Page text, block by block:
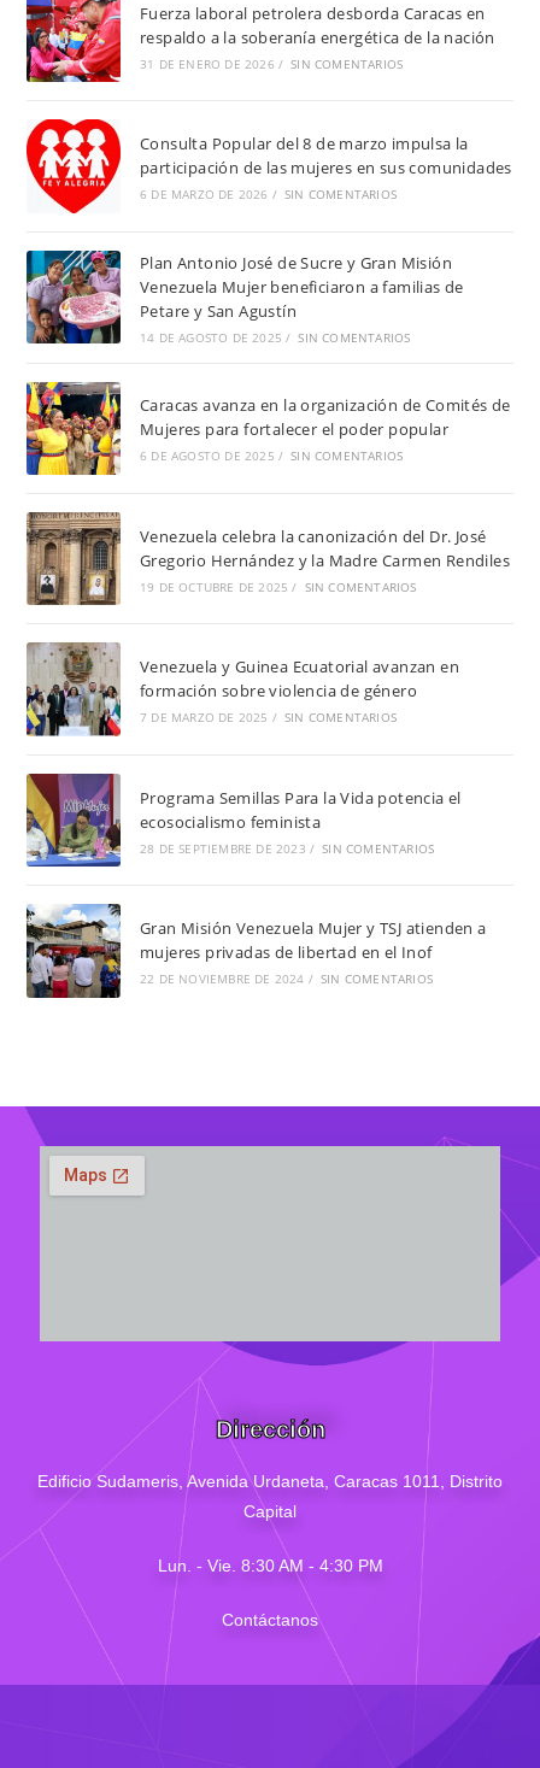
Fuerza laboral petrolera desborda Caracas en
respaldo a la soberanía energética de la nación
31 DE ENERO DE 2026 / SIN COMENTARIOS
Consulta Popular del 8 de marzo impulsa la
participación de las mujeres en sus comunidades
6 DE MARZO DE 2026 / SIN COMENTARIOS
Plan Antonio José de Sucre y Gran Misión
Venezuela Mujer beneficiaron a familias de
Petare y San Agustín
14 DE AGOSTO DE 2025 / SIN COMENTARIOS
Caracas avanza en la organización de Comités de
Mujeres para fortalecer el poder popular
6 DE AGOSTO DE 2025 / SIN COMENTARIOS
Venezuela celebra la canonización del Dr. José
Gregorio Hernández y la Madre Carmen Rendiles
19 DE OCTUBRE DE 2025 / SIN COMENTARIOS
Venezuela y Guinea Ecuatorial avanzan en
formación sobre violencia de género
7 DE MARZO DE 2025 / SIN COMENTARIOS
Programa Semillas Para la Vida potencia el
ecosocialismo feminista
28 DE SEPTIEMBRE DE 2023 / SIN COMENTARIOS
Gran Misión Venezuela Mujer y TSJ atienden a
mujeres privadas de libertad en el Inof
22 DE NOVIEMBRE DE 2024 / SIN COMENTARIOS
Dirección
Edificio Sudameris, Avenida Urdaneta, Caracas 1011, Distrito
Capital
Lun. - Vie. 8:30 AM - 4:30 PM
Contáctanos